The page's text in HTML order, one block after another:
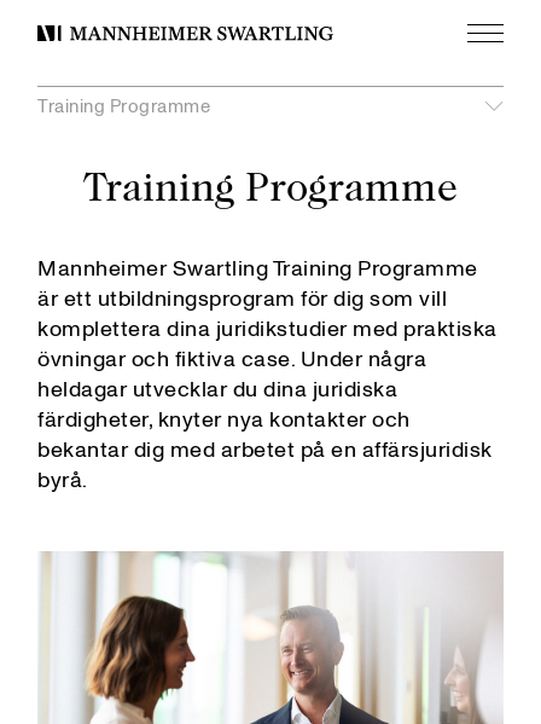
Mannheimer
Meny
Training Programme
Mannheimer Swartling Training Programme
är ett utbildningsprogram för dig som vill
komplettera dina juridikstudier med praktiska
övningar och fiktiva case. Under några
heldagar utvecklar du dina juridiska
färdigheter, knyter nya kontakter och
bekantar dig med arbetet på en affärsjuridisk
byrå.
Training Programme
Våra värderingar
Utvecklas med oss
Sommartrainee
Training Programme
Trainee i Bryssel
Svenska juridiska mästerskapen
Global Comparative Law Scholarship
Avstamp för Juridiska Studier
APU i Malmö